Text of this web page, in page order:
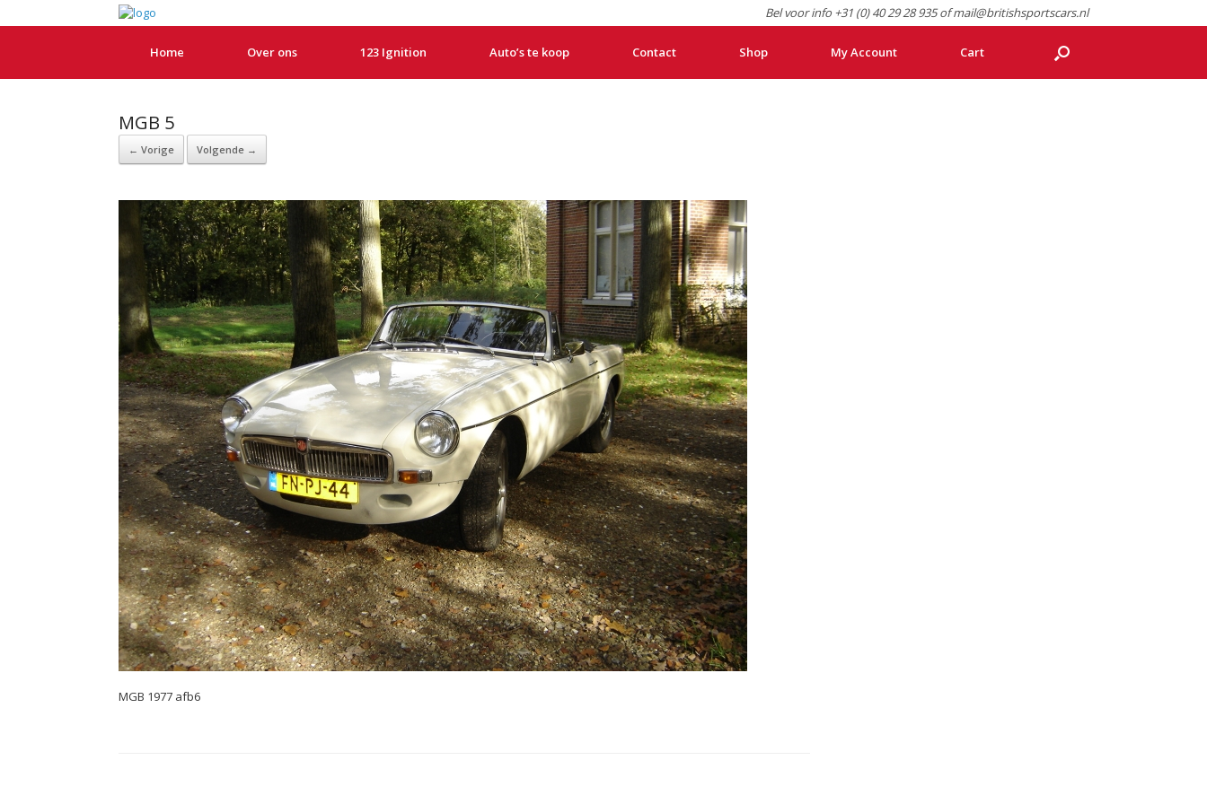
Bel voor info +31 (0) 40 29 28 935 of mail@britishsportscars.nl
Home Over ons 123 Ignition Auto’s te koop Contact Shop My Account Cart
MGB 5
← Vorige Volgende →
MGB 1977 afb6